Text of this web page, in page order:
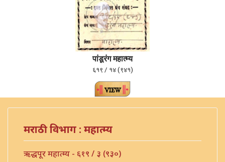
पांडूरंग महात्म्य
६१९ / १४ (९४१)
मराठी विभाग : महात्म्य
ऋद्धपूर महात्म्य - ६१९ / ३ (९३०)